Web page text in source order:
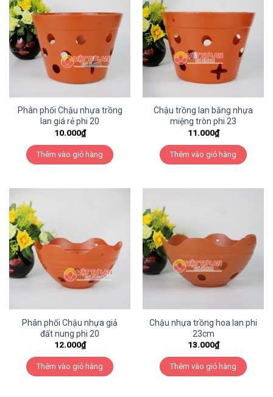
Phân phối Chậu nhựa trồng
lan giá rẻ phi 20
10.000₫
Thêm vào giỏ hàng
Chậu trồng lan bằng nhựa
miệng tròn phi 23
11.000₫
Thêm vào giỏ hàng
Phân phối Chậu nhựa giả
đất nung phi 20
12.000₫
Thêm vào giỏ hàng
Chậu nhựa trồng hoa lan phi
23cm
13.000₫
Thêm vào giỏ hàng